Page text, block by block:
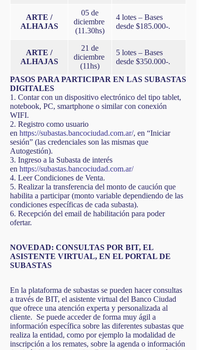
ARTE /
ALHAJAS
05 de
diciembre
(11.30hs)
4 lotes – Bases
desde $185.000-.
ARTE /
ALHAJAS
21 de
diciembre
(11hs)
5 lotes – Bases
desde $350.000-.
PASOS PARA PARTICIPAR EN LAS SUBASTAS
DIGITALES
1. Contar con un dispositivo electrónico del tipo tablet,
notebook, PC, smartphone o similar con conexión
WIFI.
2. Registro como usuario
en https://subastas.bancociudad.com.ar/, en “Iniciar
sesión” (las credenciales son las mismas que
Autogestión).
3. Ingreso a la Subasta de interés
en https://subastas.bancociudad.com.ar/
4. Leer Condiciones de Venta.
5. Realizar la transferencia del monto de caución que
habilita a participar (monto variable dependiendo de las
condiciones específicas de cada subasta).
6. Recepción del email de habilitación para poder
ofertar.
NOVEDAD: CONSULTAS POR BIT, EL
ASISTENTE VIRTUAL, EN EL PORTAL DE
SUBASTAS
En la plataforma de subastas se pueden hacer consultas
a través de BIT, el asistente virtual del Banco Ciudad
que ofrece una atención experta y personalizada al
cliente. Se puede acceder de forma muy ágil a
información específica sobre las diferentes subastas que
realiza la entidad, como por ejemplo la modalidad de
inscripción a los remates, sobre la agenda o información